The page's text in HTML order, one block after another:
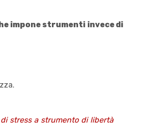
impone strumenti invece di
stress a strumento di libertà